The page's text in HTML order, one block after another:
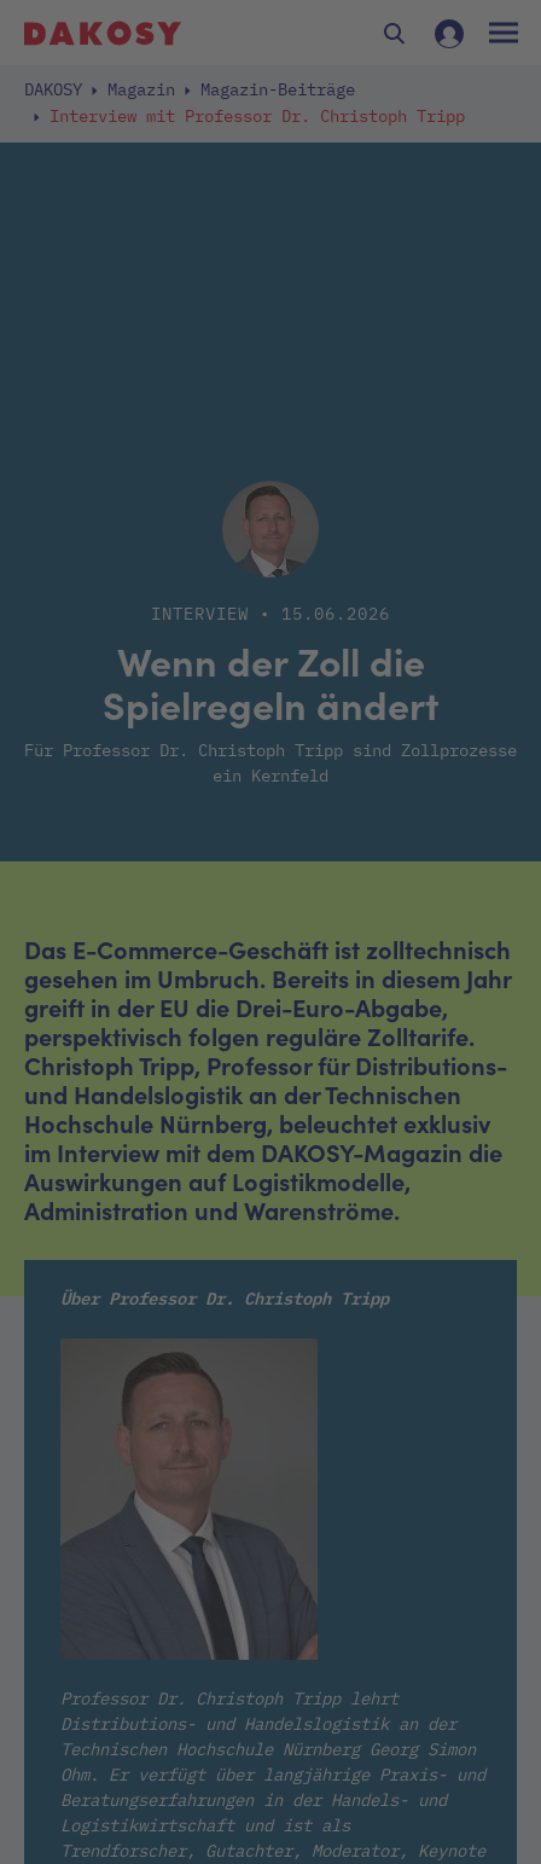
DAKOSY Magazin
Magazin-Beiträge
Interview mit Professor Dr. Christoph Tripp
INTERVIEW • 15.06.2026
Wenn der Zoll die
Spielregeln ändert
Für Professor Dr. Christoph Tripp sind Zollprozesse
ein Kernfeld
Das E-Commerce-Geschäft ist zolltechnisch
gesehen im Umbruch. Bereits in diesem Jahr
greift in der EU die Drei-Euro-Abgabe,
perspektivisch folgen reguläre Zolltarife.
Christoph Tripp, Professor für Distributions-
und Handelslogistik an der Technischen
Hochschule Nürnberg, beleuchtet exklusiv
im Interview mit dem DAKOSY-Magazin die
Auswirkungen auf Logistikmodelle,
Administration und Warenströme.
Über Professor Dr. Christoph Tripp
Professor Dr. Christoph Tripp lehrt
Distributions- und Handelslogistik an der
Technischen Hochschule Nürnberg Georg Simon
Ohm. Er verfügt über langjährige Praxis- und
Beratungserfahrungen in der Handels- und
Logistikwirtschaft und ist als
Trendforscher, Gutachter, Moderator, Keynote